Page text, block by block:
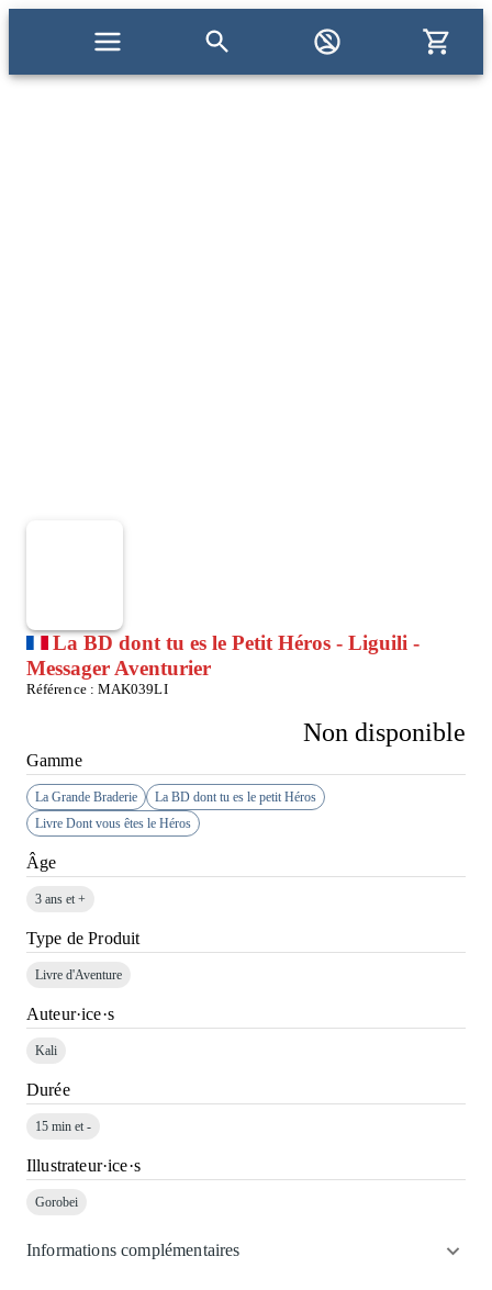
La BD dont tu es le Petit Héros - Liguili -
Messager Aventurier
Référence : MAK039LI
Gamme
La Grande Braderie
La BD dont tu es le petit Héros
Livre Dont vous êtes le Héros
Âge
3 ans et +
Type de Produit
Livre d'Aventure
Auteur·ice·s
Kali
Durée
15 min et -
Illustrateur·ice·s
Gorobei
Informations complémentaires
Non disponible